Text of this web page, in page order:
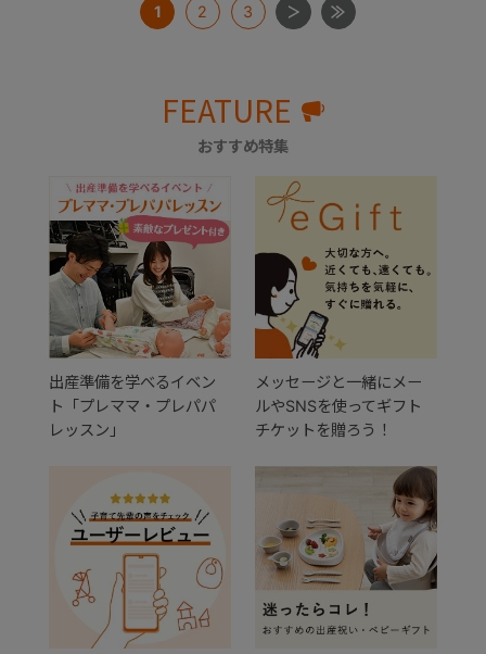
1 2 3
FEATURE
おすすめ特集
出産準備を学べるイベン
ト「プレママ・プレパパ
レッスン」
メッセージと一緒にメー
ルやSNSを使ってギフト
チケットを贈ろう！